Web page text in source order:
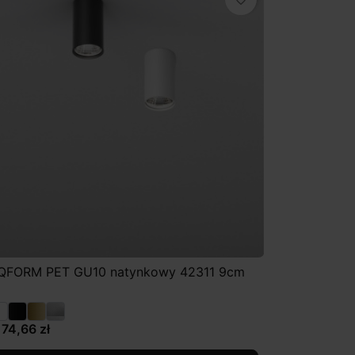
PET GU10 natynkowy 42311 9cm
zł